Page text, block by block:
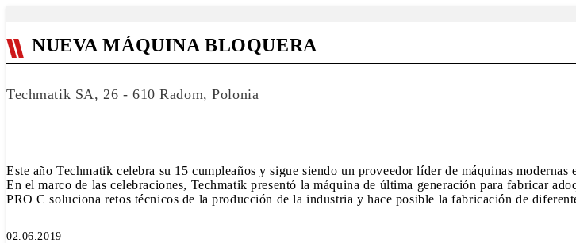
NUEVA MÁQUINA BLOQUERA
Techmatik SA, 26 - 610 Radom, Polonia
Este año Techmatik celebra su 15 cumpleaños y sigue siendo un proveedor líder de máquinas
En el marco de las celebraciones, Techmatik presentó la máquina de última generación para fabricar
PRO C soluciona retos técnicos de la producción de la industria y hace posible la fabricación de
02.06.2019